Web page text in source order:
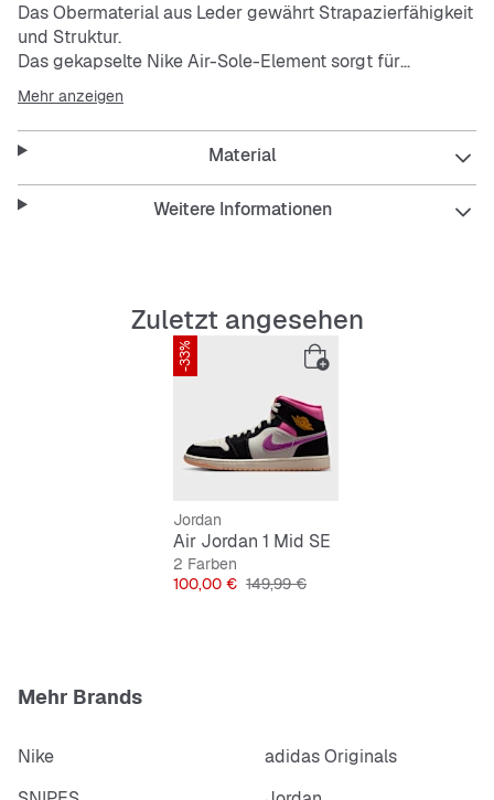
Das Obermaterial aus Leder gewährt Strapazierfähigkeit
und Struktur.
Das gekapselte Nike Air-Sole-Element sorgt für
Dämpfung bei geringem Gewicht.
Gummi in der Außensohle bietet zuverlässige Traktion.
Mehr anzeigen
Material
Weitere Informationen
Zuletzt angesehen
-33%
Jordan
Air Jordan 1 Mid SE
2 Farben
Preis
100,00 € Originalpreis
149,99 €
Mehr Brands
Nike
adidas Originals